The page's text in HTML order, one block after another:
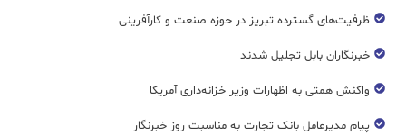
ظرفیت‌های گسترده‌ تبریز در حوزه صنعت و کارآفرینی
خبرنگاران بابل تجلیل شدند
واکنش همتی به اظهارات وزیر خزانه‌داری آمریکا
پیام مدیرعامل بانک تجارت به مناسبت روز خبرنگار